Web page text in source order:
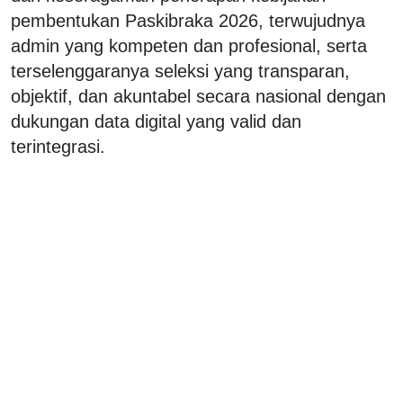
pembentukan Paskibraka 2026, terwujudnya
admin yang kompeten dan profesional, serta
terselenggaranya seleksi yang transparan,
objektif, dan akuntabel secara nasional dengan
dukungan data digital yang valid dan
terintegrasi.